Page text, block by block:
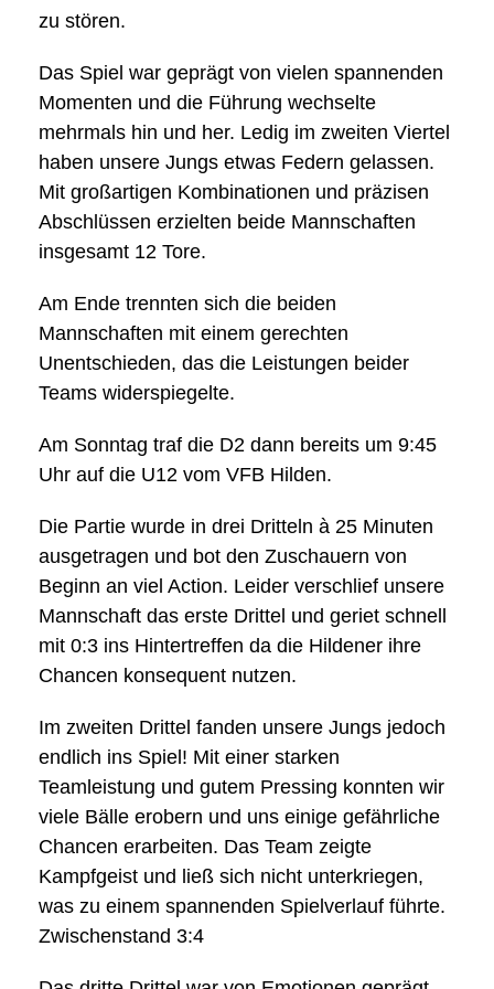
zu stören.
Das Spiel war geprägt von vielen spannenden
Momenten und die Führung wechselte
mehrmals hin und her. Ledig im zweiten Viertel
haben unsere Jungs etwas Federn gelassen.
Mit großartigen Kombinationen und präzisen
Abschlüssen erzielten beide Mannschaften
insgesamt 12 Tore.
Am Ende trennten sich die beiden
Mannschaften mit einem gerechten
Unentschieden, das die Leistungen beider
Teams widerspiegelte.
Am Sonntag traf die D2 dann bereits um 9:45
Uhr auf die U12 vom VFB Hilden.
Die Partie wurde in drei Dritteln à 25 Minuten
ausgetragen und bot den Zuschauern von
Beginn an viel Action. Leider verschlief unsere
Mannschaft das erste Drittel und geriet schnell
mit 0:3 ins Hintertreffen da die Hildener ihre
Chancen konsequent nutzen.
Im zweiten Drittel fanden unsere Jungs jedoch
endlich ins Spiel! Mit einer starken
Teamleistung und gutem Pressing konnten wir
viele Bälle erobern und uns einige gefährliche
Chancen erarbeiten. Das Team zeigte
Kampfgeist und ließ sich nicht unterkriegen,
was zu einem spannenden Spielverlauf führte.
Zwischenstand 3:4